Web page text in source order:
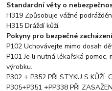
Standardní věty o
H319 Způsobuje vážné
H315 Dráždí kůži.
Pokyny pro bezpečné
P102 Uchovávejte mimo dosah
P101 Je li nutná lékařská
výrobku.
P302 + P352 PŘI STYKU S KŮŽÍ:
P305+P351 +PP338 PŘI